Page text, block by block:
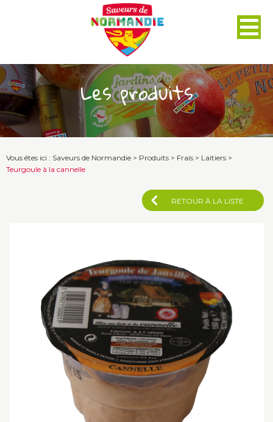
Les produits
Vous êtes ici : Saveurs de Normandie > Produits > Frais > Laitiers >
Teurgoule à la cannelle
RETOUR À LA LISTE
Panneau de gestion des cookies